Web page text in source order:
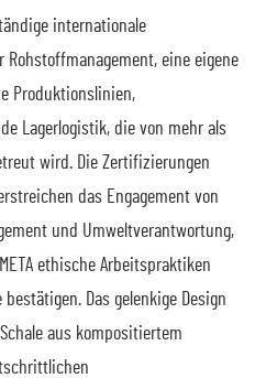
internationale
eine eigene
Produktionslinien,
Lagerlogistik, die von mehr als
wird. Die Zertifizierungen
das Engagement von
und Umweltverantwortung,
ethische Arbeitspraktiken
Das gelenkige Design
aus kompositiertem